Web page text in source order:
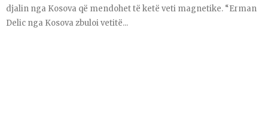
djalin nga Kosova që mendohet të ketë veti magnetike. “Erman
Delic nga Kosova zbuloi vetitë...